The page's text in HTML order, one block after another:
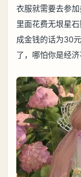
衣服就需要去参
里面花费无垠星
成金钱的话为30
了，哪怕你是经